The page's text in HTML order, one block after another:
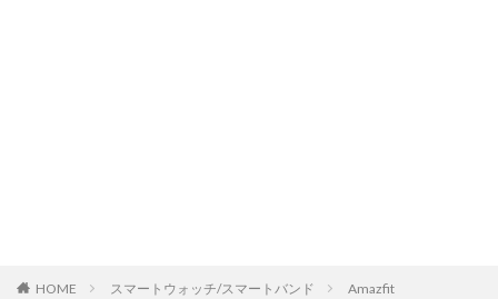
HOME スマートウォッチ/スマートバンド Amazfit